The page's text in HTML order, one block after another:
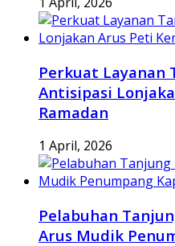
Perkuat Layanan
Antisipasi
Ramadan
1 April, 2026
Pelabuhan
Arus Mudik